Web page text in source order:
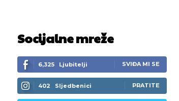
Socijalne mreže
6,325 Ljubitelji SVIĐA MI SE
402 Sljedbenici PRATITE